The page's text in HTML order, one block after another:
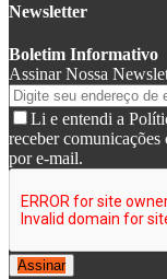
Newsletter
Boletim Informativo
Assinar Nossa
Li e entendi a
receber
por e-mail.
Assinar